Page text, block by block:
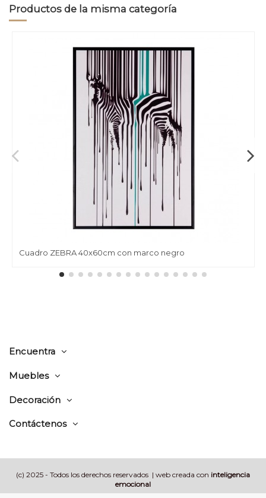
Productos de la misma categoría
Cuadro ZEBRA 40x60cm con marco negro
Encuentra
Muebles
Decoración
Contáctenos
(c) 2025 - Todos los derechos reservados | web creada con inteligencia
emocional